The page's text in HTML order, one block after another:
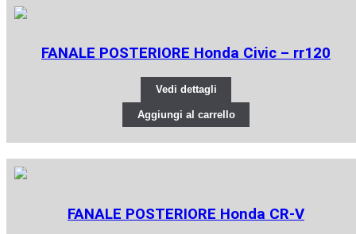
FANALE POSTERIORE Honda Civic – rr120
Vedi dettagli
Aggiungi al carrello
FANALE POSTERIORE Honda CR-V